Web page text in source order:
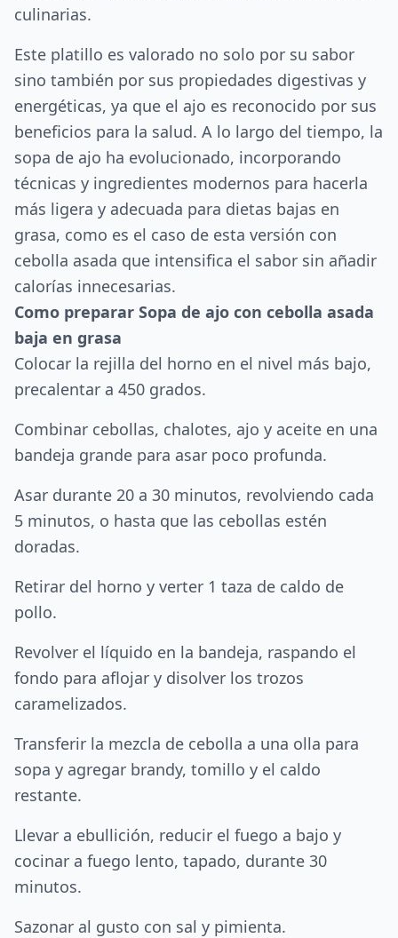
culinarias.
Este platillo es valorado no solo por su sabor
sino también por sus propiedades digestivas y
energéticas, ya que el ajo es reconocido por sus
beneficios para la salud. A lo largo del tiempo, la
sopa de ajo ha evolucionado, incorporando
técnicas y ingredientes modernos para hacerla
más ligera y adecuada para dietas bajas en
grasa, como es el caso de esta versión con
cebolla asada que intensifica el sabor sin añadir
calorías innecesarias.
Como preparar Sopa de ajo con cebolla asada
baja en grasa
Colocar la rejilla del horno en el nivel más bajo,
precalentar a 450 grados.
Combinar cebollas, chalotes, ajo y aceite en una
bandeja grande para asar poco profunda.
Asar durante 20 a 30 minutos, revolviendo cada
5 minutos, o hasta que las cebollas estén
doradas.
Retirar del horno y verter 1 taza de caldo de
pollo.
Revolver el líquido en la bandeja, raspando el
fondo para aflojar y disolver los trozos
caramelizados.
Transferir la mezcla de cebolla a una olla para
sopa y agregar brandy, tomillo y el caldo
restante.
Llevar a ebullición, reducir el fuego a bajo y
cocinar a fuego lento, tapado, durante 30
minutos.
Sazonar al gusto con sal y pimienta.